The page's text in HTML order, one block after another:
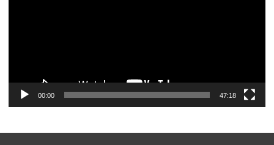
00:00 47:18